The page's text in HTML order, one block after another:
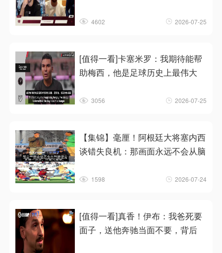
4602 2026-07-25
[值得一看]卡塞米罗：我期待能帮
助梅西，他是足球历史上最伟大
3056 2026-07-25
【集锦】毫厘！阿根廷大将塞内西
谈错失良机：那画面永远不会从脑
1598 2026-07-24
[值得一看]真香！伊布：我爸死要
面子，送他奔驰当面不要，背后